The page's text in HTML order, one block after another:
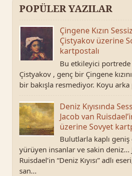
POPÜLER YAZILAR
Çingene Kızın
Çistyakov üzerine
kartpostalı
Bu etkileyici portrede
Çistyakov , genç bir Çingene
bir bakışla resmediyor. Koyu
Deniz Kıyısında
Jacob van
üzerine Sovyet
Bulutlarla kaplı geniş
yürüyen insanlar ve sakin deniz…
Ruisdael’in “Deniz Kıyısı” adlı
san...